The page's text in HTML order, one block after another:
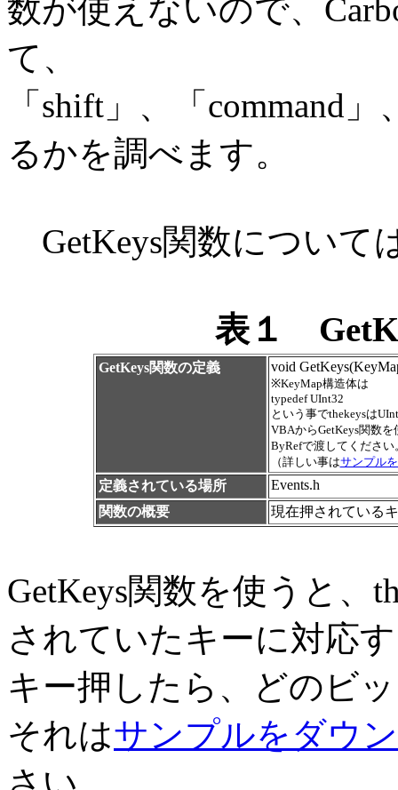
数が使えないので、
て、
「shift」、「command
るかを調べます。
GetKeys関数について
表１
GetKeys関数の定義 void
※KeyMap構造体は
typedef UInt32
という事でthekeysは
VBAからGetKeys関数
ByRefで渡してください
（詳しい事はサンプル
定義されている場所
Events.h
関数の概要
現在押されている
GetKeys関数を使うと、
されていたキーに対応
キー押したら、どのビ
それはサンプルをダウ